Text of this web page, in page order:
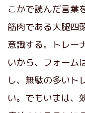
こかで読んだ言葉
筋肉である大腿四
意識する。トレー
いから、フォーム
し、無駄の多いト
い。でもいまは、